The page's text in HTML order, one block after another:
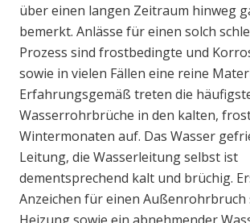
über einen langen Zeitraum hinweg
bemerkt. Anlässe für einen solch
Prozess sind frostbedingte und
sowie in vielen Fällen eine reine
Erfahrungsgemäß treten die
Wasserrohrbrüche in den kalten,
Wintermonaten auf. Das Wasser
Leitung, die Wasserleitung selbst ist
dementsprechend kalt und brüchig.
Anzeichen für einen Außenrohrbruch